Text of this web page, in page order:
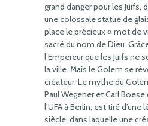
grand danger pour les Juifs,
une colossale statue de
place le précieux « mot de
sacré du nom de Dieu.
l’Empereur que les Juifs ne
la ville. Mais le Golem se
créateur. Le mythe du
Paul Wegener et Carl
l’UFA à Berlin, est tiré d’une
siècle, dans laquelle une